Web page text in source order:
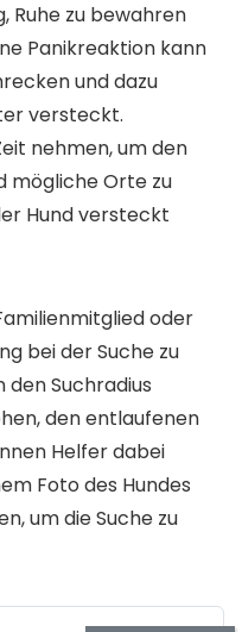
Ruhe zu bewahren
Panikreaktion kann
und dazu
versteckt.
nehmen, um den
mögliche Orte zu
Hund versteckt
oder
bei der Suche zu
Suchradius
den entlaufenen
Helfer dabei
Foto des Hundes
um die Suche zu